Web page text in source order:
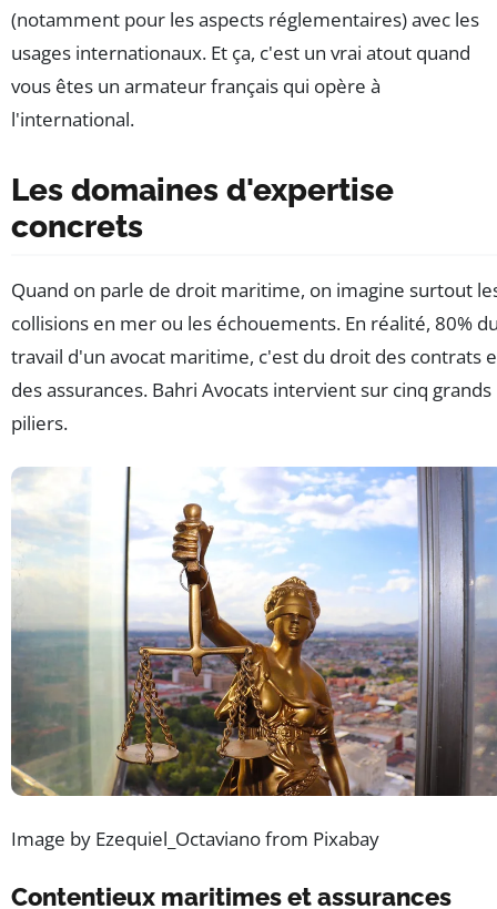
(notamment pour les aspects réglementaires) avec les
usages internationaux. Et ça, c'est un vrai atout quand
vous êtes un armateur français qui opère à
l'international.
Les domaines d'expertise
concrets
Quand on parle de droit maritime, on imagine surtout
collisions en mer ou les échouements. En réalité, 80%
travail d'un avocat maritime, c'est du droit des contrats
des assurances. Bahri Avocats intervient sur cinq grands
piliers.
Image by Ezequiel_Octaviano from Pixabay
Contentieux maritimes et assurances